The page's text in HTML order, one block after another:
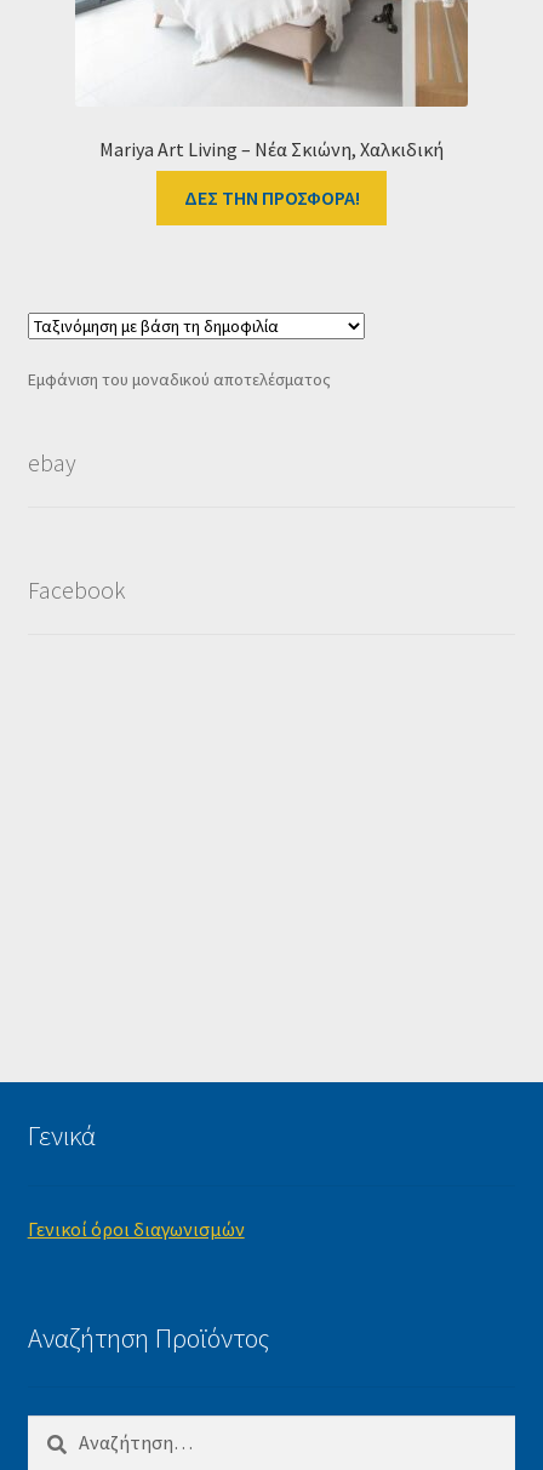
Mariya Art Living – Nέα Σκιώνη, Χαλκιδική
ΔΕΣ ΤΗΝ ΠΡΟΣΦΟΡΑ!
Εμφάνιση του μοναδικού αποτελέσματος
ebay
Facebook
Γενικά
Γενικοί όροι διαγωνισμών
Αναζήτηση Προϊόντος
Αναζήτηση